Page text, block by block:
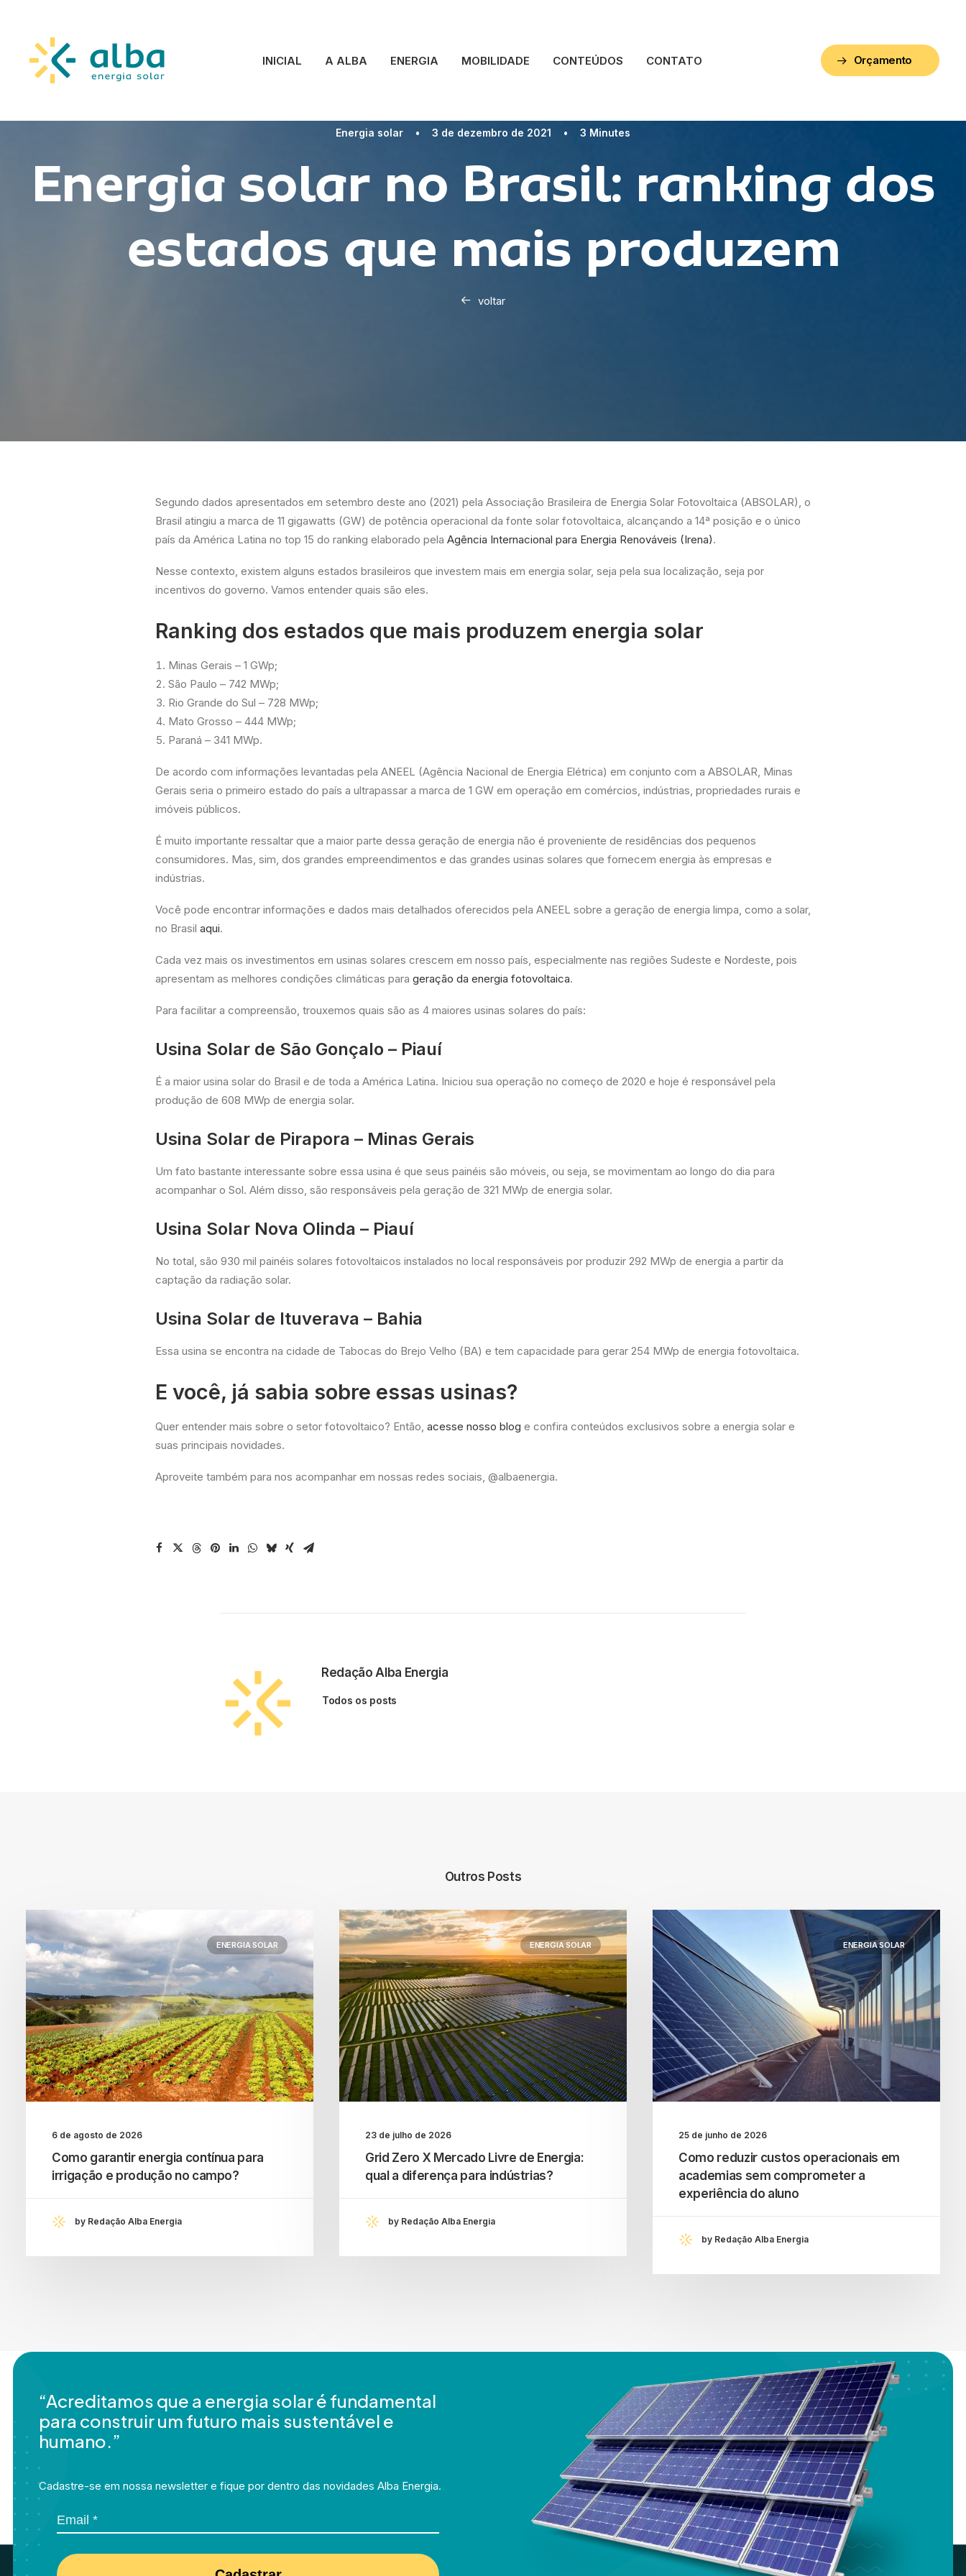
INICIAL A ALBA ENERGIA MOBILIDADE CONTEÚDOS CONTATO Orçamento
Energia solar • 3 de dezembro de 2021 • 3 Minutes
Energia solar no Brasil: ranking dos
estados que mais produzem
voltar
Segundo dados apresentados em setembro deste ano (2021) pela Associação Brasileira de Energia Solar Fotovoltaica (ABSOLAR), o
Brasil atingiu a marca de 11 gigawatts (GW) de potência operacional da fonte solar fotovoltaica, alcançando a 14ª posição e o único
país da América Latina no top 15 do ranking elaborado pela Agência Internacional para Energia Renováveis (Irena).
Nesse contexto, existem alguns estados brasileiros que investem mais em energia solar, seja pela sua localização, seja por
incentivos do governo. Vamos entender quais são eles.
Ranking dos estados que mais produzem energia solar
Minas Gerais – 1 GWp;
São Paulo – 742 MWp;
Rio Grande do Sul – 728 MWp;
Mato Grosso – 444 MWp;
Paraná – 341 MWp.
De acordo com informações levantadas pela ANEEL (Agência Nacional de Energia Elétrica) em conjunto com a ABSOLAR, Minas
Gerais seria o primeiro estado do país a ultrapassar a marca de 1 GW em operação em comércios, indústrias, propriedades rurais e
imóveis públicos.
É muito importante ressaltar que a maior parte dessa geração de energia não é proveniente de residências dos pequenos
consumidores. Mas, sim, dos grandes empreendimentos e das grandes usinas solares que fornecem energia às empresas e
indústrias.
Você pode encontrar informações e dados mais detalhados oferecidos pela ANEEL sobre a geração de energia limpa, como a solar,
no Brasil aqui.
Cada vez mais os investimentos em usinas solares crescem em nosso país, especialmente nas regiões Sudeste e Nordeste, pois
apresentam as melhores condições climáticas para geração da energia fotovoltaica.
Para facilitar a compreensão, trouxemos quais são as 4 maiores usinas solares do país:
Usina Solar de São Gonçalo – Piauí
É a maior usina solar do Brasil e de toda a América Latina. Iniciou sua operação no começo de 2020 e hoje é responsável pela
produção de 608 MWp de energia solar.
Usina Solar de Pirapora – Minas Gerais
Um fato bastante interessante sobre essa usina é que seus painéis são móveis, ou seja, se movimentam ao longo do dia para
acompanhar o Sol. Além disso, são responsáveis pela geração de 321 MWp de energia solar.
Usina Solar Nova Olinda – Piauí
No total, são 930 mil painéis solares fotovoltaicos instalados no local responsáveis por produzir 292 MWp de energia a partir da
captação da radiação solar.
Usina Solar de Ituverava – Bahia
Essa usina se encontra na cidade de Tabocas do Brejo Velho (BA) e tem capacidade para gerar 254 MWp de energia fotovoltaica.
E você, já sabia sobre essas usinas?
Quer entender mais sobre o setor fotovoltaico? Então, acesse nosso blog e confira conteúdos exclusivos sobre a energia solar e
suas principais novidades.
Aproveite também para nos acompanhar em nossas redes sociais, @albaenergia.
Redação Alba Energia
Todos os posts
Outros Posts
ENERGIA SOLAR
6 de agosto de 2026
Como garantir energia contínua para
irrigação e produção no campo?
by Redação Alba Energia
ENERGIA SOLAR
23 de julho de 2026
Grid Zero X Mercado Livre de Energia:
qual a diferença para indústrias?
by Redação Alba Energia
ENERGIA SOLAR
25 de junho de 2026
Como reduzir custos operacionais em
academias sem comprometer a
experiência do aluno
by Redação Alba Energia
“Acreditamos que a energia solar é fundamental
para construir um futuro mais sustentável e
humano.”
Cadastre-se em nossa newsletter e fique por dentro das novidades Alba Energia.